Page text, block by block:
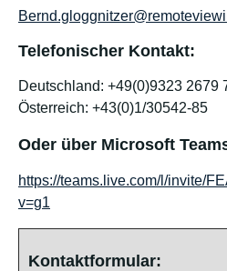
Telefonischer Kontakt:
Deutschland: +49(0)9323 2679
Österreich: +43(0)1/30542-85
Oder über Microsoft
https://teams.live.com/l/invite/
v=g1
Kontaktformular: